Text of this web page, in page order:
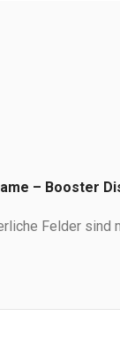
– Booster
Felder sind